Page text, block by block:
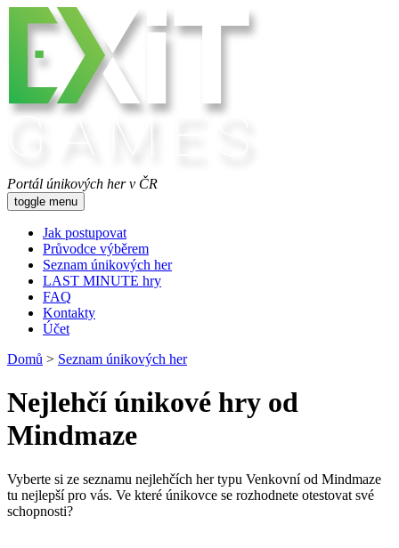
Portál únikových her v ČR
toggle menu
Jak postupovat
Průvodce výběrem
Seznam únikových her
LAST MINUTE hry
FAQ
Kontakty
Účet
Domů > Seznam únikových her
Nejlehčí únikové hry od
Mindmaze
Vyberte si ze seznamu nejlehčích her typu Venkovní od Mindmaze
tu nejlepší pro vás. Ve které únikovce se rozhodnete otestovat své
schopnosti?